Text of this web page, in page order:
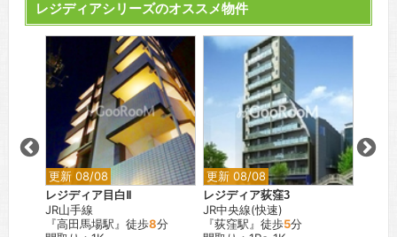
レジディアシリーズのオススメ物件
更新 08/08
レジディア目白Ⅱ
JR山手線
『高田馬場駅』徒歩8分
更新 08/08
レジディア荻窪3
JR中央線(快速)
『荻窪駅』徒歩5分